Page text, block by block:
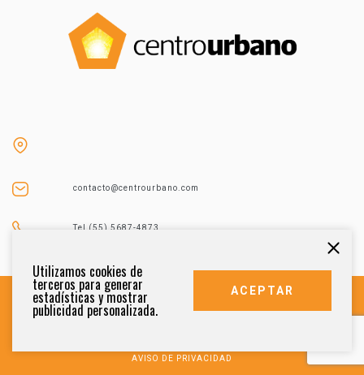
contacto@centrourbano.com
Tel (55) 5687-4873
AVISO DE PRIVACIDAD
Utilizamos cookies de
terceros para generar
estadísticas y mostrar
publicidad personalizada.
ACEPTAR